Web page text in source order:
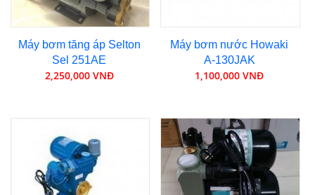
Máy bơm tăng áp Selton
Sel 251AE
2,250,000 VNĐ
Máy bơm nước Howaki
A-130JAK
1,100,000 VNĐ